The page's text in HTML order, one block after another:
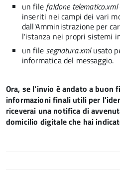
un file faldone telematico.xml
inseriti nei campi dei vari
dall'Amministrazione per
l'istanza nei propri sistemi
un file segnatura.xmlusato
informatica del messaggio.
Ora, se l'invio è andato a buon
informazioni finali utili per
riceverai una notifica di
domicilio digitale che hai